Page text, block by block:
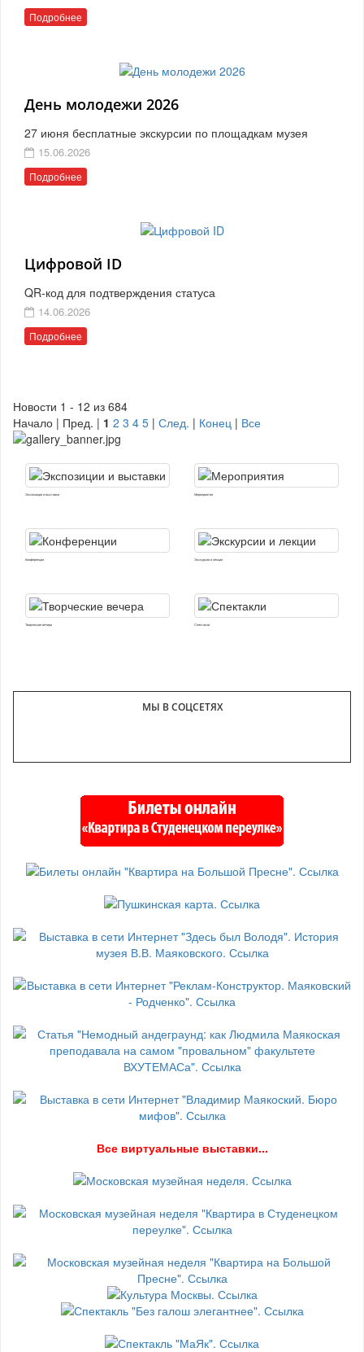
Подробнее
День молодежи 2026
27 июня бесплатные экскурсии по площадкам музея
15.06.2026
Подробнее
Цифровой ID
QR-код для подтверждения статуса
14.06.2026
Подробнее
Новости 1 - 12 из 684
Начало | Пред. | 1 2 3 4 5 | След. | Конец | Все
Экспозиции и выставки Мероприятия
Конференции Экскурсии и лекции
Творческие вечера Спектакли
МЫ В СОЦСЕТЯХ
Все виртуальные выставки...